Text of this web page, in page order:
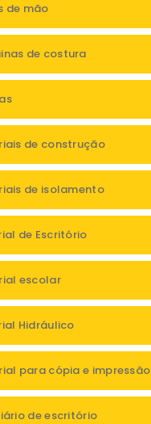
de mão
de costura
de construção
de isolamento
de Escritório
escolar
Hidráulico
para cópia e impressão
de escritório